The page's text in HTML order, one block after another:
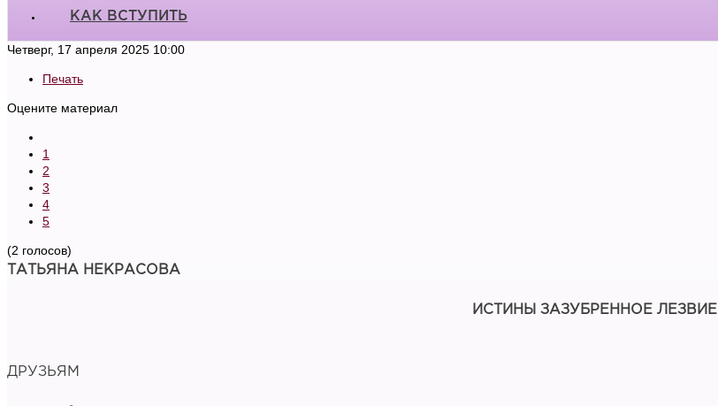
КАК ВСТУПИТЬ
Четверг, 17 апреля 2025 10:00
Печать
Оцените материал
1
2
3
4
5
(2 голосов)
ТАТЬЯНА НЕКРАСОВА
ИСТИНЫ ЗАЗУБРЕННОЕ ЛЕЗВИЕ
ДРУЗЬЯМ